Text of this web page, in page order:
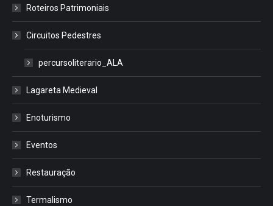
Roteiros Patrimoniais
Circuitos Pedestres
percursoliterario_ALA
Lagareta Medieval
Enoturismo
Eventos
Restauração
Termalismo